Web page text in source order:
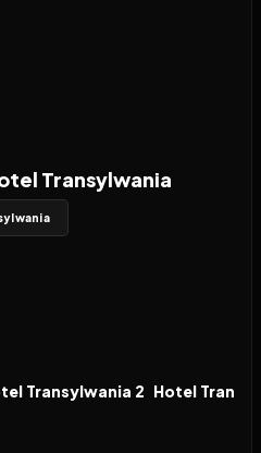
Transylwania
Transylwania 2 FILM